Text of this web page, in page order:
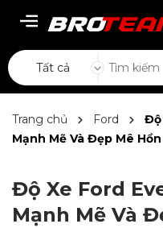
Tất cả
Trang chủ Ford
Độ
Mạnh Mẽ Và Đẹp Mê
Độ Xe Ford
Mạnh Mẽ Và